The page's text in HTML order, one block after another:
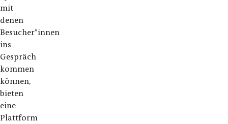
mit
denen
Besucher*innen
ins
Gespräch
kommen
können,
bieten
eine
Plattform